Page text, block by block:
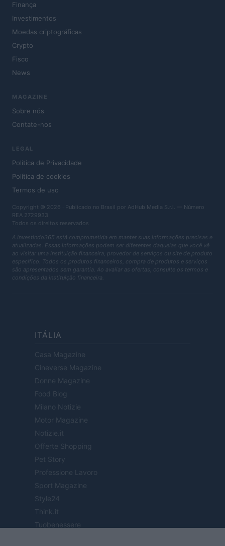
Finança
Investimentos
Moedas criptográficas
Crypto
Fisco
News
MAGAZINE
Sobre nós
Contate-nos
LEGAL
Política de Privacidade
Política de cookies
Termos de uso
Copyright © 2026 · Publicado no Brasil por AdHub Media S.r.l. — Número
REA 2729933
Todos os direitos reservados
A Investindo365 está comprometida em manter suas informações precisas e
atualizadas. Essas informações podem ser diferentes daquelas que você vê
ao visitar uma instituição financeira, provedor de serviços ou site de produto
específico. Todos os produtos financeiros, compra de produtos e serviços
são apresentados sem garantia. Ao avaliar as ofertas, consulte os termos e
condições da instituição financeira.
ITÁLIA
Casa Magazine
Cineverse Magazine
Donne Magazine
Food Blog
Milano Notizie
Motor Magazine
Notizie.it
Offerte Shopping
Pet Story
Professione Lavoro
Sport Magazine
Style24
Think.it
Tuobenessere